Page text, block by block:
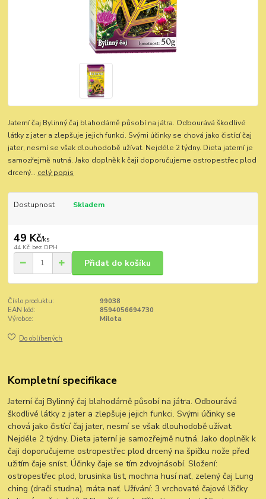
Jaterní čaj Bylinný čaj blahodárně působí na játra. Odbourává škodlivé
látky z jater a zlepšuje jejich funkci. Svými účinky se chová jako čistící čaj
jater, nesmí se však dlouhodobě užívat. Nejdéle 2 týdny. Dieta jaterní je
samozřejmě nutná. Jako doplněk k čaji doporučujeme ostropestřec plod
drcený... celý popis
Dostupnost Skladem
49 Kč/ks
44 Kč bez DPH
Přidat do košíku
Číslo produktu:
99038
EAN kód:
8594056694730
Výrobce:
Milota
Do oblíbených
Kompletní specifikace
Jaterní čaj Bylinný čaj blahodárně působí na játra. Odbourává
škodlivé látky z jater a zlepšuje jejich funkci. Svými účinky se
chová jako čistící čaj jater, nesmí se však dlouhodobě užívat.
Nejdéle 2 týdny. Dieta jaterní je samozřejmě nutná. Jako doplněk k
čaji doporučujeme ostropestřec plod drcený na špičku nože před
užitím čaje sníst. Účinky čaje se tím zdvojnásobí. Složení:
ostropestřec plod, brusinka list, mochna husí nať, zelený čaj Lung
ching (dračí studna), máta nať. Užívání: 3 vrchovaté čajové lžičky